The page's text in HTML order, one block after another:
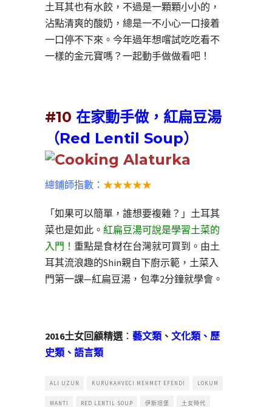
土耳其也有水餃，不過是一顆顆小小的，
沾點清爽的酸奶，總是一不小心一口接着
一口停不下來。今年過年想嚐試吃吃看不
一樣的金元寶嗎？一起動手做做看吧！
#10 在家動手做，紅扁豆湯
（Red Lentil Soup）
總鋪師指數： ★★★★★
「如果可以簡單，誰想要複雜？」土耳其
菜也是如此。 紅扁豆湯可說是學習土菜的
入門！ 重點是食材在台灣就可買到。由土
耳其流浪趣的Shin親自下廚示範，土菜入
門第一課—紅扁豆湯，包準2分鐘就學會。
2016土女回顧精選 ： 藝文類 、 文化類 、 歷
史類 、 語言類
ALI UZUN KURUKAHVECI MEHMET EFENDI LOKUM
MANTI RED LENTIL SOUP 伊斯坦堡 土女時代